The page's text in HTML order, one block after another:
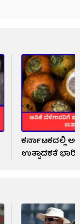
ಕರ್ನಾಟಕದಲ್ಲಿ
ಉತ್ಪಾದಕತೆ